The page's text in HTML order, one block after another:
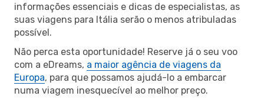
informações essenciais e dicas de especialistas, as
suas viagens para Itália serão o menos atribuladas
possível.
Não perca esta oportunidade! Reserve já o seu voo
com a eDreams, a maior agência de viagens da
Europa, para que possamos ajudá-lo a embarcar
numa viagem inesquecível ao melhor preço.